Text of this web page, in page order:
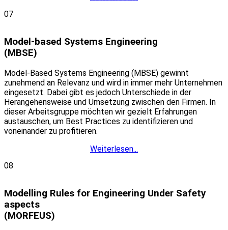
07
Model-based Systems Engineering
(MBSE)
Model-Based Systems Engineering (MBSE) gewinnt
zunehmend an Relevanz und wird in immer mehr Unternehmen
eingesetzt. Dabei gibt es jedoch Unterschiede in der
Herangehensweise und Umsetzung zwischen den Firmen. In
dieser Arbeitsgruppe möchten wir gezielt Erfahrungen
austauschen, um Best Practices zu identifizieren und
voneinander zu profitieren.
Weiterlesen...
08
Modelling Rules for Engineering Under Safety
aspects
(MORFEUS)